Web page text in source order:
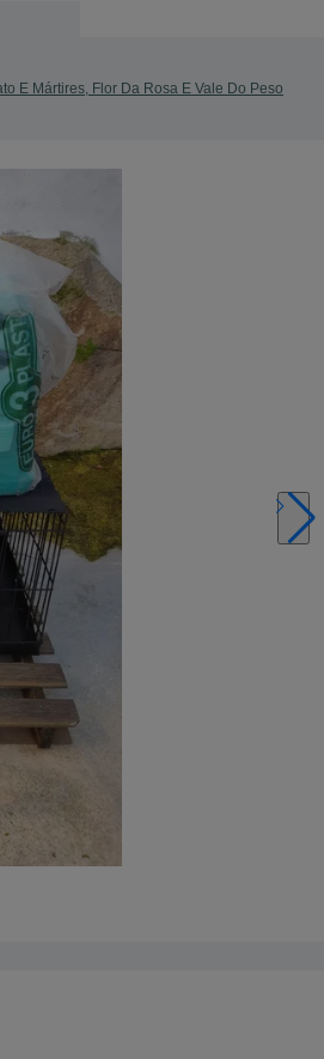
E Mártires, Flor Da Rosa E Vale Do Peso